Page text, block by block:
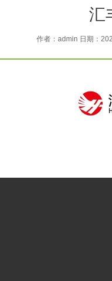
汇
作者：admin 日期：